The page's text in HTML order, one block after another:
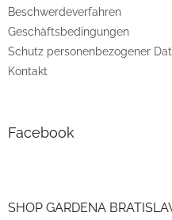
Beschwerdeverfahren
Geschäftsbedingungen
Schutz personenbezogener
Kontakt
Facebook
SHOP GARDENA